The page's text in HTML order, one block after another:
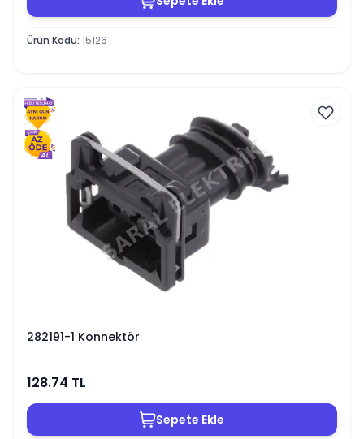
Ürün Kodu: 15126
282191-1 Konnektör
128.74 TL
Sepete Ekle